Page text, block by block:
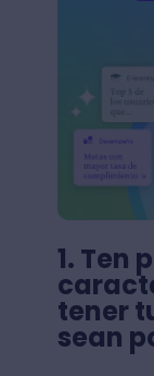
1. Ten
tener
sean